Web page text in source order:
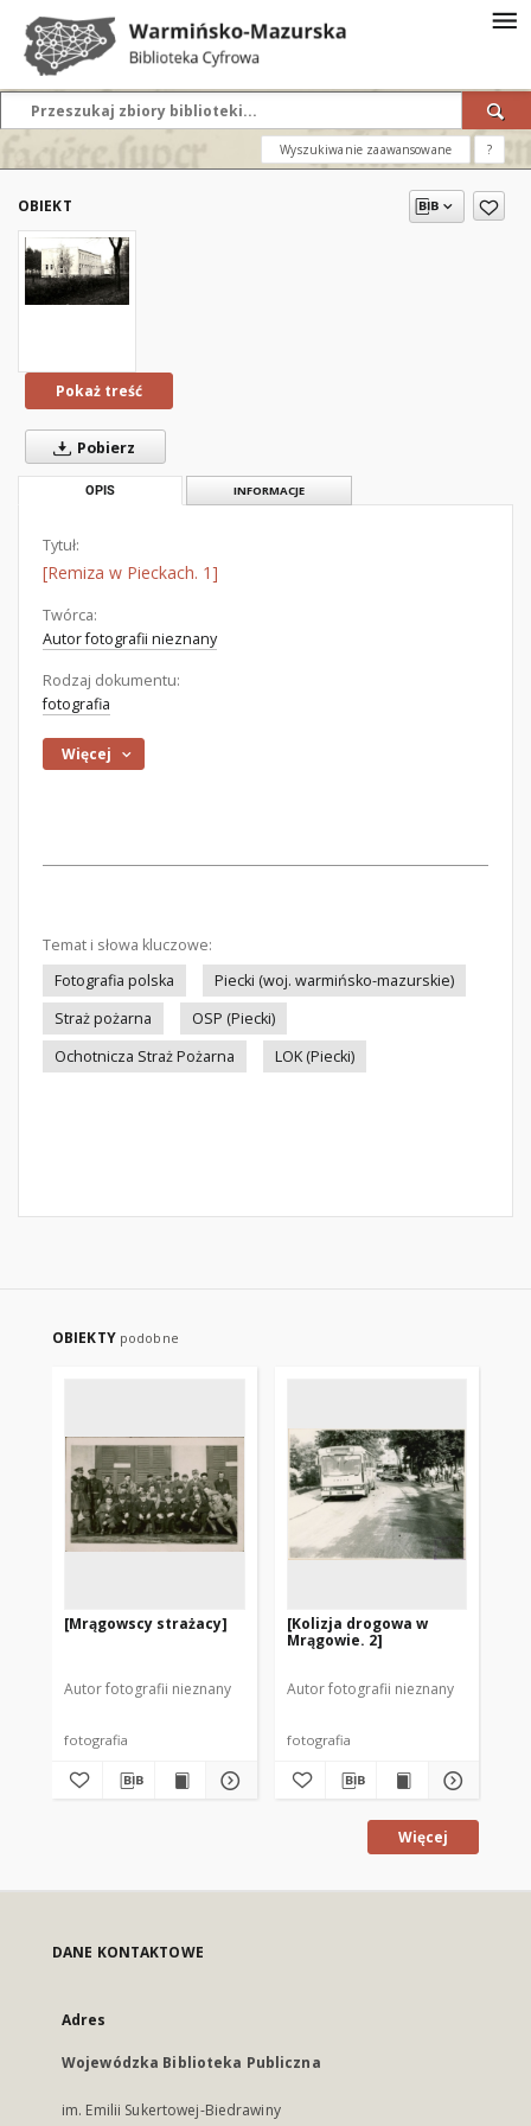
Wyszukiwanie zaawansowane ?
OBIEKT
Pokaż treść
Pobierz
OPIS INFORMACJE
Tytuł:
[Remiza w Pieckach. 1]
Twórca:
Autor fotografii nieznany
Rodzaj dokumentu:
fotografia
Więcej
Temat i słowa kluczowe:
Fotografia polska
Piecki (woj. warmińsko-mazurskie)
Straż pożarna
OSP (Piecki)
Ochotnicza Straż Pożarna
LOK (Piecki)
OBIEKTY podobne
[Mrągowscy strażacy]
Autor fotografii nieznany
fotografia
[Kolizja drogowa w
Mrągowie. 2]
Autor fotografii nieznany
fotografia
Więcej
DANE KONTAKTOWE
Adres
Wojewódzka Biblioteka Publiczna
im. Emilii Sukertowej-Biedrawiny